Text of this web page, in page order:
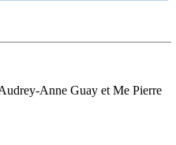
Anne Guay et Me Pierre